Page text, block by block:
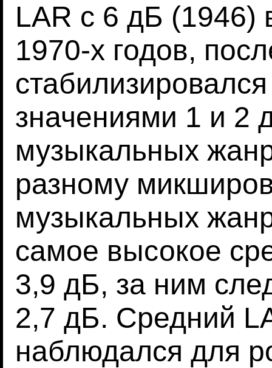
LAR с 6 дБ (1946)
1970-х годов,
значениями 1 и 2
музыкальных
разному
музыкальных
самое высокое
3,9 дБ, за ним
2,7 дБ. Средний
наблюдался для